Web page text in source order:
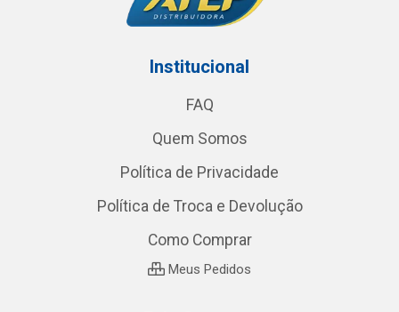
Institucional
FAQ
Quem Somos
Política de Privacidade
Política de Troca e Devolução
Como Comprar
Meus Pedidos